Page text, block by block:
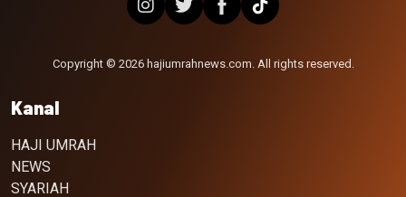
Copyright © 2026 hajiumrahnews.com. All rights reserved.
Kanal
HAJI UMRAH
NEWS
SYARIAH